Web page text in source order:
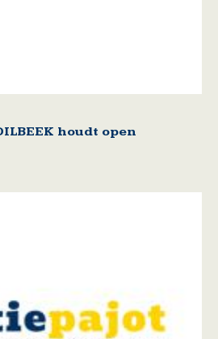
houdt open